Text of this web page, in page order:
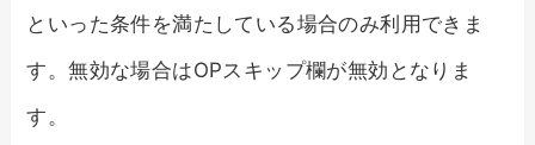
といった条件を満たしている場合のみ利用できま
す。無効な場合はOPスキップ欄が無効となりま
す。